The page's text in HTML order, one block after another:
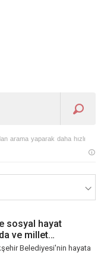
sosyal hayat
ve millet
canlanıyor
Belediyesi'nin hayata
arama yaparak daha hızlı